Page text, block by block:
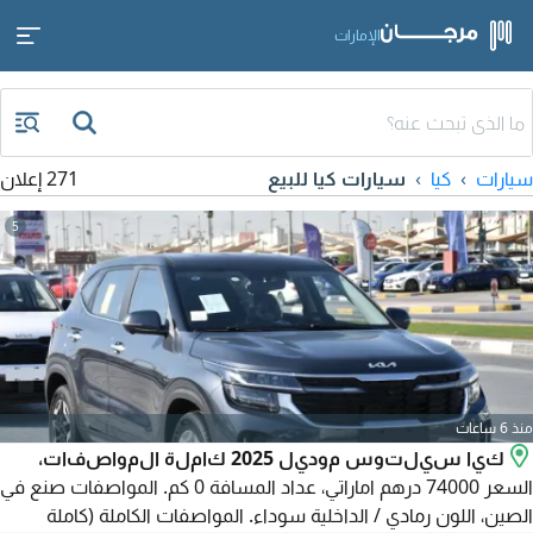
الإمارات
سيارات كيا سيارات كيا للبيع 271 إعلان
5
منذ 6 ساعات
كيا سيلتوس موديل 2025 كاملة المواصفات،
السعر 74000 درهم اماراتي، عداد المسافة 0 كم. المواصفات صنع في
الصين، اللون رمادي / الداخلية سوداء. المواصفات الكاملة (كاملة